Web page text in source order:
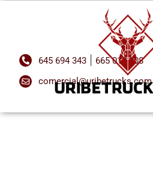
645 694 343
665 018 808
comercial@uribetrucks.com